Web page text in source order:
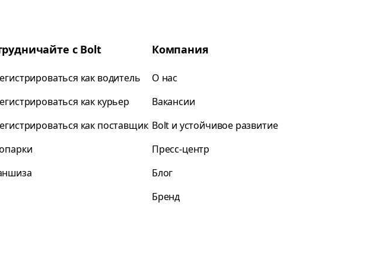
с Bolt
как водитель
как курьер
как поставщик
Компания
О нас
Вакансии
Bolt и устойчивое развитие
Пресс-центр
Блог
Бренд